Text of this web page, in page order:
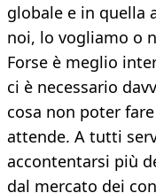
globale e in quella
noi, lo vogliamo o
Forse è meglio
ci è necessario
cosa non poter
attende. A tutti
accontentarsi più
dal mercato dei